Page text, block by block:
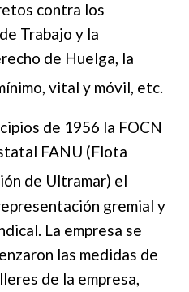
contra los
Trabajo y la
de Huelga, la
vital y móvil, etc.
de 1956 la FOCN
FANU (Flota
de Ultramar) el
gremial y
La empresa se
las medidas de
de la empresa,